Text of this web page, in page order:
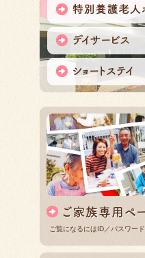
ご覧になるにはID／パスワード